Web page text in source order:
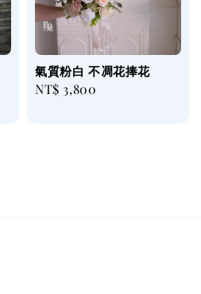
氣質粉白 不凋花捧花
Regular
NT$ 3,800